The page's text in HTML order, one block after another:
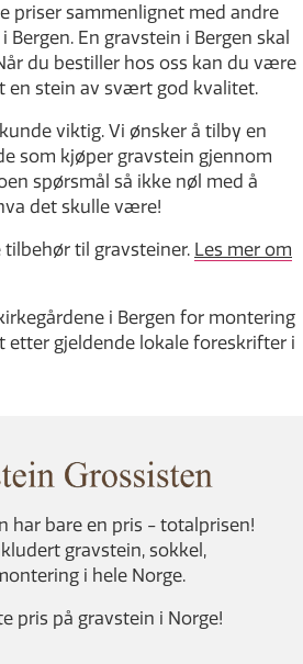
priser sammenlignet med andre
En gravstein i Bergen skal
du bestiller hos oss kan du være
en stein av svært god kvalitet.
viktig. Vi ønsker å tilby en
som kjøper gravstein gjennom
spørsmål så ikke nøl med å
det skulle være!
tilbehør til gravsteiner. Les mer om
i Bergen for montering
etter gjeldende lokale foreskrifter i
har bare en pris - totalprisen!
gravstein, sokkel,
i hele Norge.
pris på gravstein i Norge!